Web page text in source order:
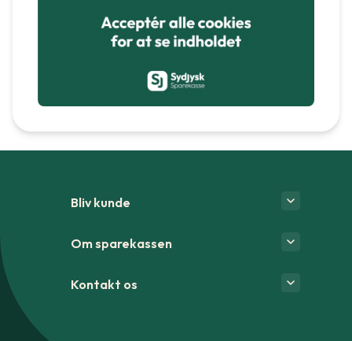
Bliv kunde
Om sparekassen
Kontakt os